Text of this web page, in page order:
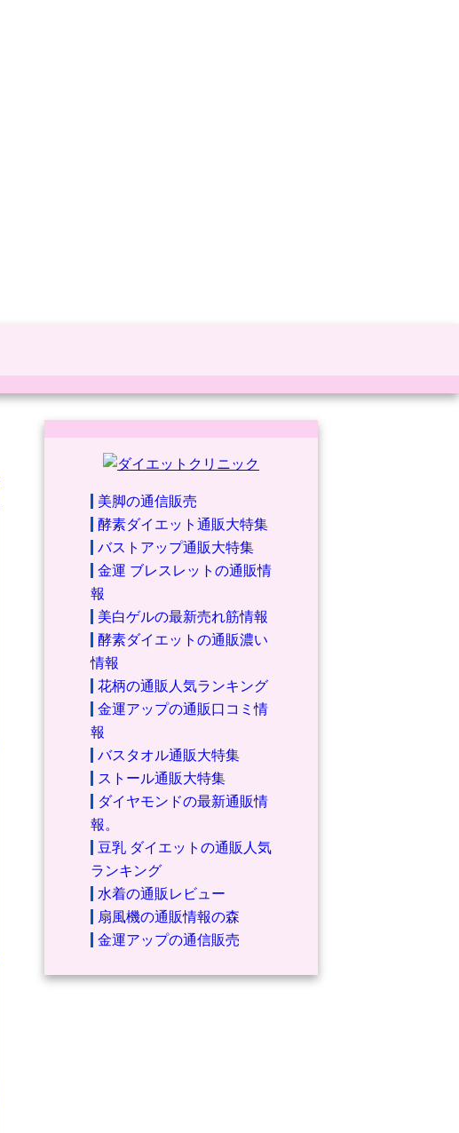
美脚の通信販売
酵素ダイエット通販大特集
バストアップ通販大特集
金運 ブレスレットの通販情
報
美白ゲルの最新売れ筋情報
酵素ダイエットの通販濃い
情報
花柄の通販人気ランキング
金運アップの通販口コミ情
報
バスタオル通販大特集
ストール通販大特集
ダイヤモンドの最新通販情
報。
豆乳 ダイエットの通販人気
ランキング
水着の通販レビュー
扇風機の通販情報の森
金運アップの通信販売